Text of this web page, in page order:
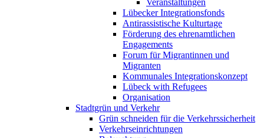
Veranstaltungen
Lübecker Integrationsfonds
Antirassistische Kulturtage
Förderung des ehrenamtlichen
Engagements
Forum für Migrantinnen und
Migranten
Kommunales Integrationskonzept
Lübeck with Refugees
Organisation
Stadtgrün und Verkehr
Grün schneiden für die Verkehrssicherheit
Verkehrseinrichtungen